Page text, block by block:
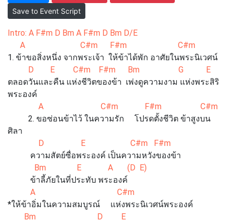
Save to Event Script
Intro: A F#m D Bm A F#m D Bm D/E
A C#m F#m C#m
1. ข้าขอสิ่งหนึ่ง จากพระเจ้า ให้ข้าได้พัก อาศัยในพระนิเวศน์
D E C#m F#m Bm G E
ตลอดวันและคืน แห่งชีวิตของข้า เพ่งดูความงาม แห่งพระสิริ
พระองค์
A C#m F#m C#m
2. ขอซ่อนข้าไว้ ในความรัก โปรดตั้งชีวิต ข้าสูงบน
ศิลา
D E C#m F#m
ความสัตย์ซื่อพระองค์ เป็นความหวังของข้า
Bm E A (D E)
ข้าลี้ภัยในที่ประทับ พระองค์
A C#m
*ให้ข้าอิ่มในความสมบูรณ์ แห่งพระนิเวศน์พระองค์
Bm D E